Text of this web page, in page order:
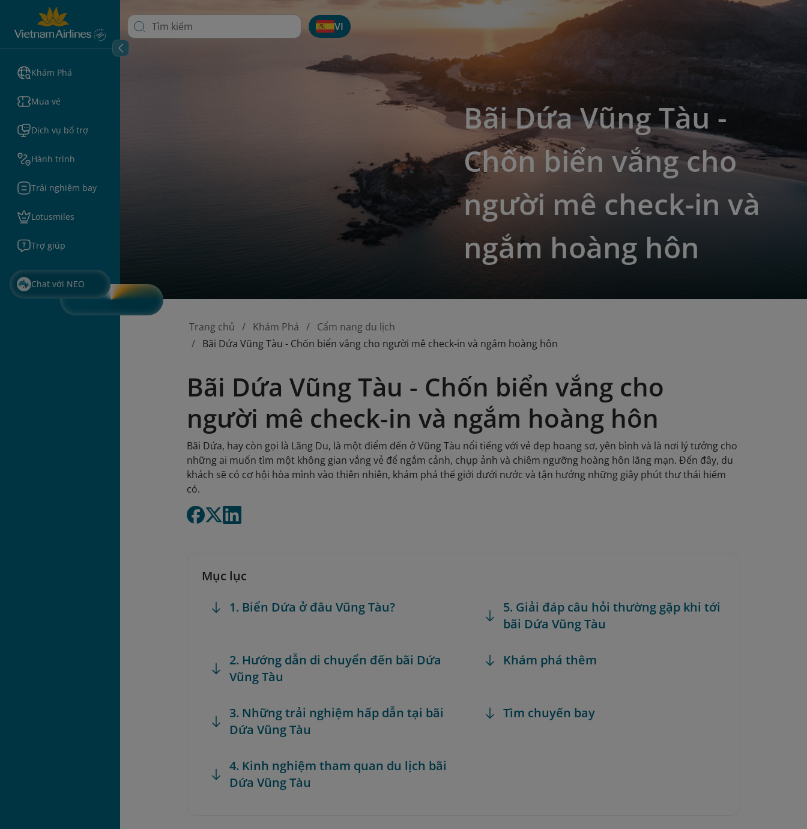
Khám Phá
Mua vé
Dịch vụ bổ trợ
Hành trình
Trải nghiệm bay
Lotusmiles
Trợ giúp
Chat với NEO
VI
Bãi Dứa Vũng Tàu -
Chốn biển vắng cho
người mê check-in và
ngắm hoàng hôn
Trang chủ Khám Phá
Cẩm nang du lịch
Bãi Dứa Vũng Tàu - Chốn biển vắng cho người mê check-in và ngắm hoàng hôn
Bãi Dứa Vũng Tàu - Chốn biển vắng cho
người mê check-in và ngắm hoàng hôn
Bãi Dứa, hay còn gọi là Lãng Du, là một điểm đến ở Vũng Tàu nổi tiếng với vẻ đẹp hoang sơ, yên bình và là nơi lý tưởng cho
những ai muốn tìm một không gian vắng vẻ để ngắm cảnh, chụp ảnh và chiêm ngưỡng hoàng hôn lãng mạn. Đến đây, du
khách sẽ có cơ hội hòa mình vào thiên nhiên, khám phá thế giới dưới nước và tận hưởng những giây phút thư thái hiếm
có.
Mục lục
1. Biển Dứa ở đâu Vũng Tàu?
2. Hướng dẫn di chuyển đến bãi Dứa
Vũng Tàu
3. Những trải nghiệm hấp dẫn tại bãi
Dứa Vũng Tàu
4. Kinh nghiệm tham quan du lịch bãi
Dứa Vũng Tàu
5. Giải đáp câu hỏi thường gặp khi tới
bãi Dứa Vũng Tàu
Khám phá thêm
Tìm chuyến bay